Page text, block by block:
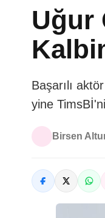
Uğur
Başarılı
yine
Birsen